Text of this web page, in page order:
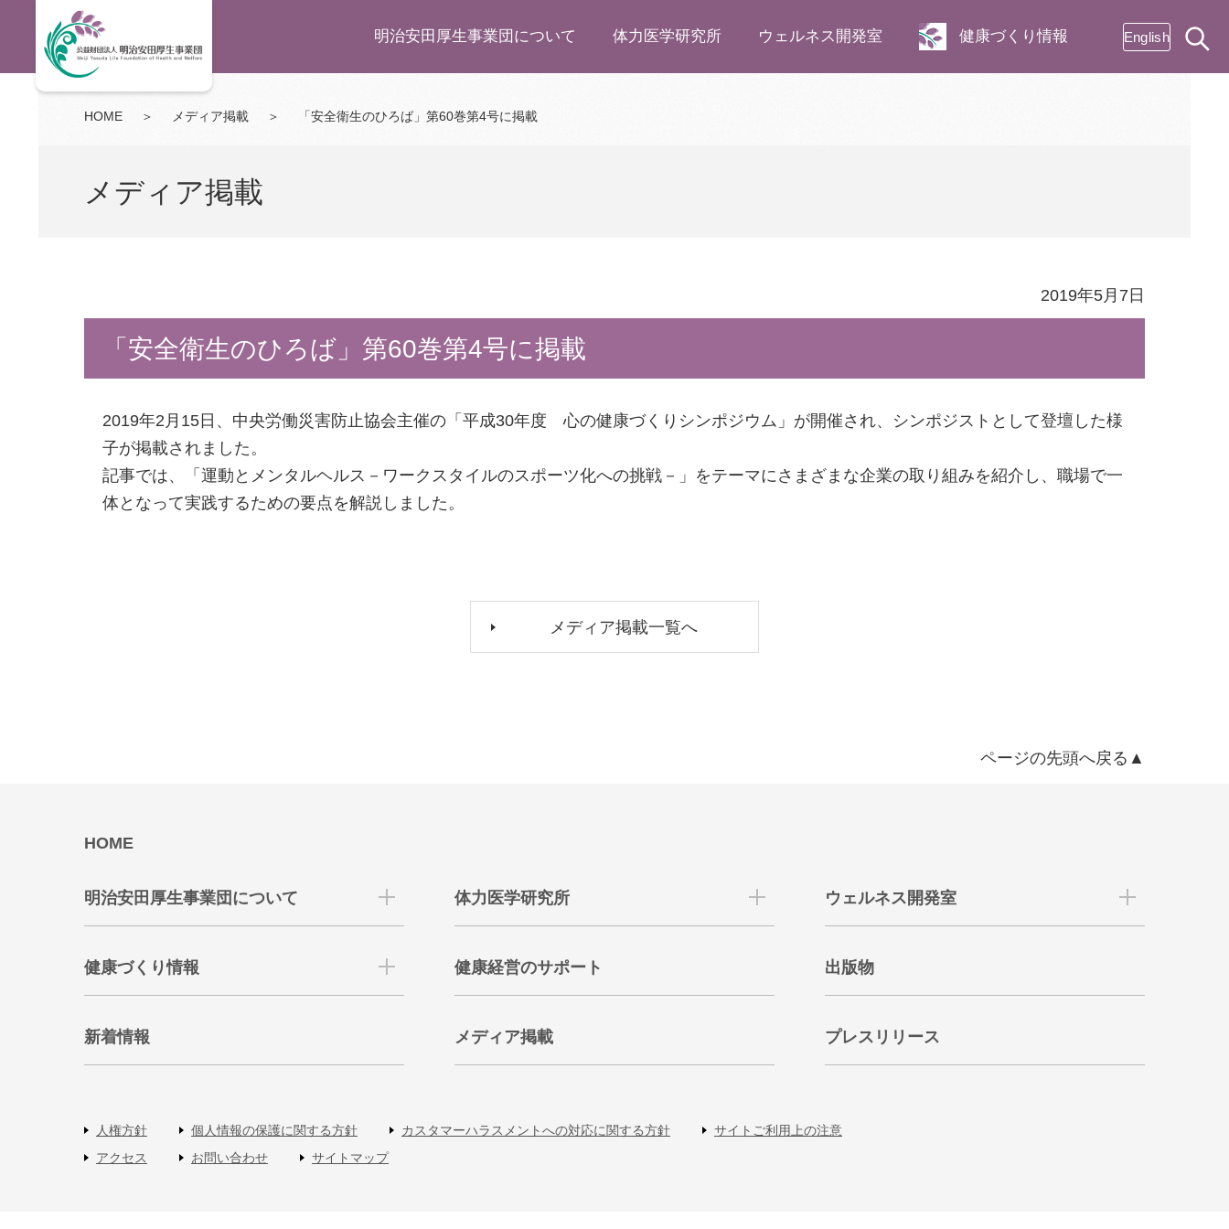
明治安田厚生事業団について 体力医学研究所 ウェルネス開発室 健康づくり情報 English
HOME ＞ メディア掲載 ＞ 「安全衛生のひろば」第60巻第4号に掲載
メディア掲載
2019年5月7日
「安全衛生のひろば」第60巻第4号に掲載
2019年2月15日、中央労働災害防止協会主催の「平成30年度 心の健康づくりシンポジウム」が開催され、シンポジストとして登壇した様
子が掲載されました。
記事では、「運動とメンタルヘルス－ワークスタイルのスポーツ化への挑戦－」をテーマにさまざまな企業の取り組みを紹介し、職場で一
体となって実践するための要点を解説しました。
メディア掲載一覧へ
ページの先頭へ戻る▲
HOME
明治安田厚生事業団について 体力医学研究所 ウェルネス開発室
健康づくり情報 健康経営のサポート 出版物
新着情報 メディア掲載 プレスリリース
人権方針 個人情報の保護に関する方針 カスタマーハラスメントへの対応に関する方針
サイトご利用上の注意
アクセス
お問い合わせ サイトマップ